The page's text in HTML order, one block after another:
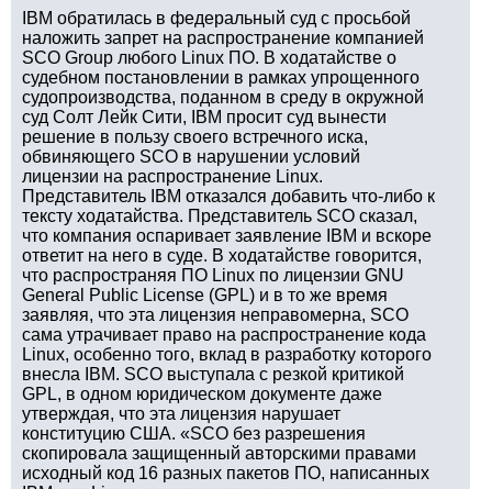
IBM обратилась в федеральный суд с просьбой
наложить запрет на распространение компанией
SCO Group любого Linux ПО. В ходатайстве о
судебном постановлении в рамках упрощенного
судопроизводства, поданном в среду в окружной
суд Солт Лейк Сити, IBM просит суд вынести
решение в пользу своего встречного иска,
обвиняющего SCO в нарушении условий
лицензии на распространение Linux.
Представитель IBM отказался добавить что-либо к
тексту ходатайства. Представитель SCO сказал,
что компания оспаривает заявление IBM и вскоре
ответит на него в суде. В ходатайстве говорится,
что распространяя ПО Linux по лицензии GNU
General Public License (GPL) и в то же время
заявляя, что эта лицензия неправомерна, SCO
сама утрачивает право на распространение кода
Linux, особенно того, вклад в разработку которого
внесла IBM. SCO выступала с резкой критикой
GPL, в одном юридическом документе даже
утверждая, что эта лицензия нарушает
конституцию США. «SCO без разрешения
скопировала защищенный авторскими правами
исходный код 16 разных пакетов ПО, написанных